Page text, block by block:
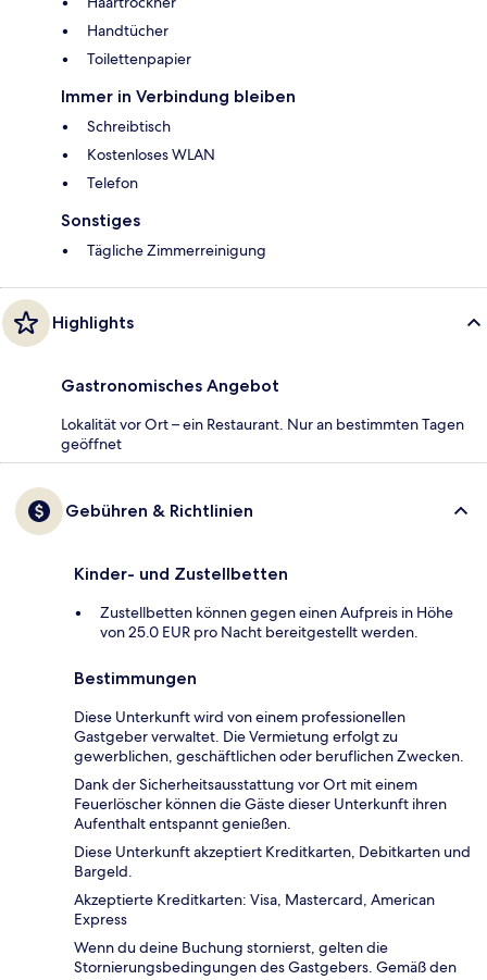
Handtücher
Toilettenpapier
Immer in Verbindung bleiben
Schreibtisch
Kostenloses WLAN
Telefon
Sonstiges
Tägliche Zimmerreinigung
Highlights
Gastronomisches Angebot
Lokalität vor Ort – ein Restaurant. Nur an bestimmten Tagen
geöffnet
Gebühren & Richtlinien
Kinder- und Zustellbetten
Zustellbetten können gegen einen Aufpreis in Höhe
von 25.0 EUR pro Nacht bereitgestellt werden.
Bestimmungen
Diese Unterkunft wird von einem professionellen
Gastgeber verwaltet. Die Vermietung erfolgt zu
gewerblichen, geschäftlichen oder beruflichen Zwecken.
Dank der Sicherheitsausstattung vor Ort mit einem
Feuerlöscher können die Gäste dieser Unterkunft ihren
Aufenthalt entspannt genießen.
Diese Unterkunft akzeptiert Kreditkarten, Debitkarten und
Bargeld.
Akzeptierte Kreditkarten: Visa, Mastercard, American
Express
Wenn du deine Buchung stornierst, gelten die
Stornierungsbedingungen des Gastgebers. Gemäß den